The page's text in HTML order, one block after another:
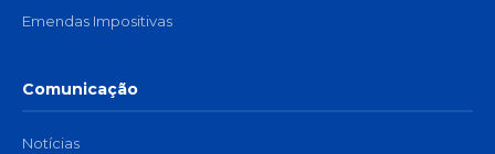
Emendas Impositivas
Comunicação
Notícias